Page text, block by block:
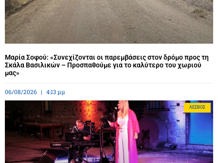
Μαρία Σοφού: «Συνεχίζονται οι παρεμβάσεις στον δρόμο προς τη
Σκάλα Βασιλικών – Προσπαθούμε για το καλύτερο του χωριού
μας»
06/08/2026 4:13 μμ
ΛΈΣΒΟΣ